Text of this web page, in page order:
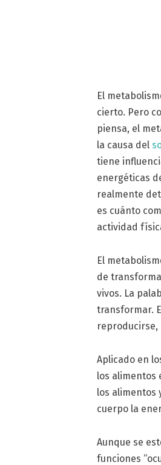
El
cierto. Pero
piensa, el
la causa del
tiene
energéticas
realmente
es cuánto
actividad
El
de
vivos. La
transformar.
reproducirse,
Aplicado en
los alimentos
los alimentos
cuerpo la
Aunque se
funciones